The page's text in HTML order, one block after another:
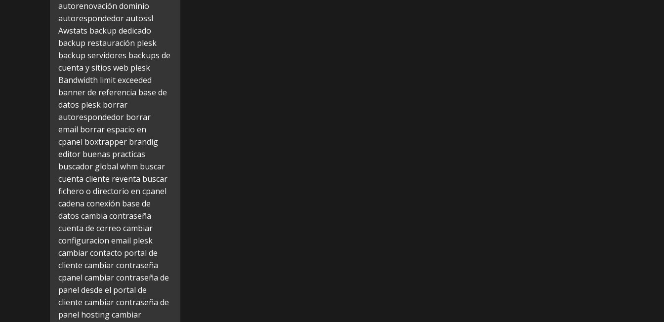
autorenovación dominio
autorespondedorautossl
Awstats backup dedicado
backup restauración plesk
backup servidores backups de
cuenta y sitios web plesk
Bandwidth limit exceeded
banner de referencia base de
datos plesk borrar
autorespondedor borrar
email borrar espacio en
cpanel boxtrapper brandig
editor buenas practicas
buscador global whm buscar
cuenta cliente reventa buscar
fichero o directorio en cpanel
cadena conexión base de
datos cambia contraseña
cuenta de correo cambiar
configuracion email plesk
cambiar contacto portal de
cliente cambiar contraseña
cpanel cambiar contraseña de
panel desde el portal de
cliente cambiar contraseña de
panel hostingcambiar